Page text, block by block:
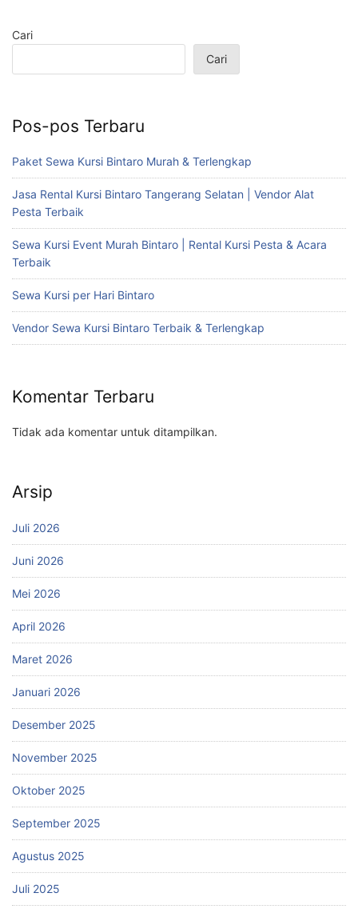
Cari
Cari
Pos-pos Terbaru
Paket Sewa Kursi Bintaro Murah & Terlengkap
Jasa Rental Kursi Bintaro Tangerang Selatan | Vendor Alat
Pesta Terbaik
Sewa Kursi Event Murah Bintaro | Rental Kursi Pesta & Acara
Terbaik
Sewa Kursi per Hari Bintaro
Vendor Sewa Kursi Bintaro Terbaik & Terlengkap
Komentar Terbaru
Tidak ada komentar untuk ditampilkan.
Arsip
Juli 2026
Juni 2026
Mei 2026
April 2026
Maret 2026
Januari 2026
Desember 2025
November 2025
Oktober 2025
September 2025
Agustus 2025
Juli 2025